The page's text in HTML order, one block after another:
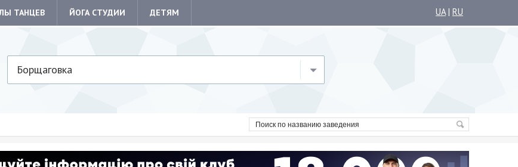
ТАНЦЕВ ЙОГА СТУДИИ ДЕТЯМ UA| RU
Борщаговка